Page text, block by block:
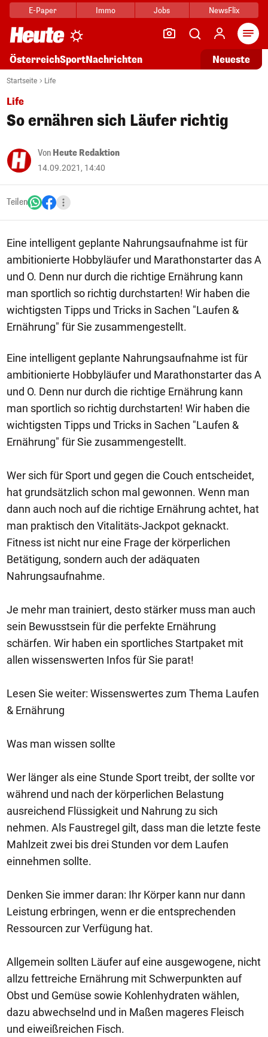
E-Paper Immo Jobs NewsFlix
ÖsterreichSportNachrichten Neueste
Startseite Life
Life
So ernähren sich Läufer richtig
Von Heute Redaktion
14.09.2021, 14:40
Teilen
Eine intelligent geplante Nahrungsaufnahme ist für
ambitionierte Hobbyläufer und Marathonstarter das A
und O. Denn nur durch die richtige Ernährung kann
man sportlich so richtig durchstarten! Wir haben die
wichtigsten Tipps und Tricks in Sachen "Laufen &
Ernährung" für Sie zusammengestellt.
Eine intelligent geplante Nahrungsaufnahme ist für
ambitionierte Hobbyläufer und Marathonstarter das A
und O. Denn nur durch die richtige Ernährung kann
man sportlich so richtig durchstarten! Wir haben die
wichtigsten Tipps und Tricks in Sachen "Laufen &
Ernährung" für Sie zusammengestellt.
Wer sich für Sport und gegen die Couch entscheidet,
hat grundsätzlich schon mal gewonnen. Wenn man
dann auch noch auf die richtige Ernährung achtet, hat
man praktisch den Vitalitäts-Jackpot geknackt.
Fitness ist nicht nur eine Frage der körperlichen
Betätigung, sondern auch der adäquaten
Nahrungsaufnahme.
Je mehr man trainiert, desto stärker muss man auch
sein Bewusstsein für die perfekte Ernährung
schärfen. Wir haben ein sportliches Startpaket mit
allen wissenswerten Infos für Sie parat!
Lesen Sie weiter: Wissenswertes zum Thema Laufen
& Ernährung
Was man wissen sollte
Wer länger als eine Stunde Sport treibt, der sollte vor
während und nach der körperlichen Belastung
ausreichend Flüssigkeit und Nahrung zu sich
nehmen. Als Faustregel gilt, dass man die letzte feste
Mahlzeit zwei bis drei Stunden vor dem Laufen
einnehmen sollte.
Denken Sie immer daran: Ihr Körper kann nur dann
Leistung erbringen, wenn er die entsprechenden
Ressourcen zur Verfügung hat.
Allgemein sollten Läufer auf eine ausgewogene, nicht
allzu fettreiche Ernährung mit Schwerpunkten auf
Obst und Gemüse sowie Kohlenhydraten wählen,
dazu abwechselnd und in Maßen mageres Fleisch
und eiweißreichen Fisch.